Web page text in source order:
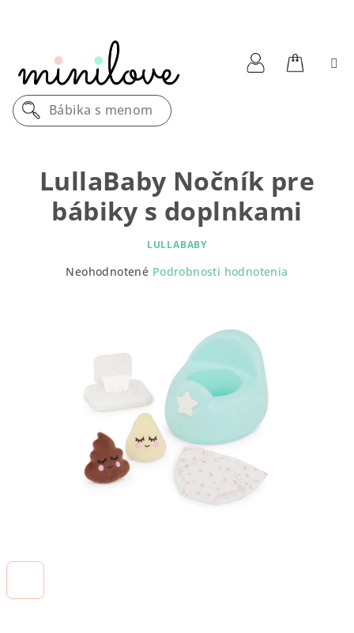
Bábika s menom
LullaBaby Nočník pre
bábiky s doplnkami
LULLABABY
Neohodnotené Podrobnosti hodnotenia